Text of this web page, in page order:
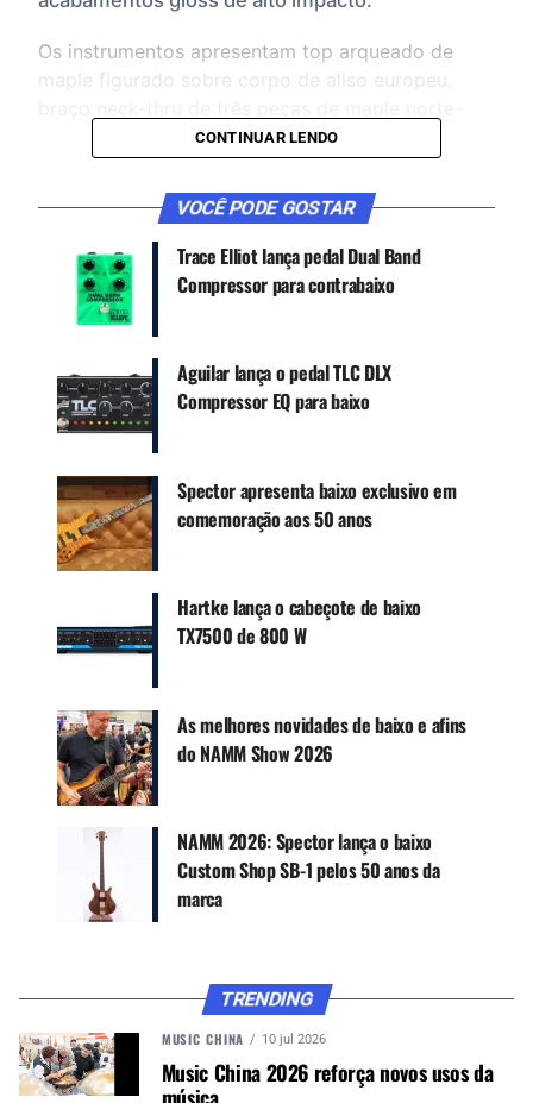
Os instrumentos apresentam top arqueado de
maple figurado sobre corpo de aliso europeu,
americano e os característicos inlays Crown em
madrepérola.
O coração do som vem do Spector Legacy
preamp, desenvolvido em parceria com a
Darkglass Electronics, combinado com
captadores EMG, resultando no clássico “Spector
growl” com maior versatilidade tonal.
CONTINUE ACOMPANHANDO
Canal WhatsApp
Google News
4 cordas (34”) e 5 cordas (35”), com os
acabamentos Black Cherry, Ultra Violet e Black
Stain, todos com ferragens douradas.
CONTINUAR LENDO
VOCÊ PODE GOSTAR
Trace Elliot lança pedal Dual Band
Compressor para contrabaixo
Aguilar lança o pedal TLC DLX
Compressor EQ para baixo
Spector apresenta baixo exclusivo em
comemoração aos 50 anos
Hartke lança o cabeçote de baixo
TX7500 de 800 W
As melhores novidades de baixo e afins
do NAMM Show 2026
NAMM 2026: Spector lança o baixo
Custom Shop SB-1 pelos 50 anos da
marca
TRENDING
MUSIC CHINA 10 jul 2026
Music China 2026 reforça novos usos da
música